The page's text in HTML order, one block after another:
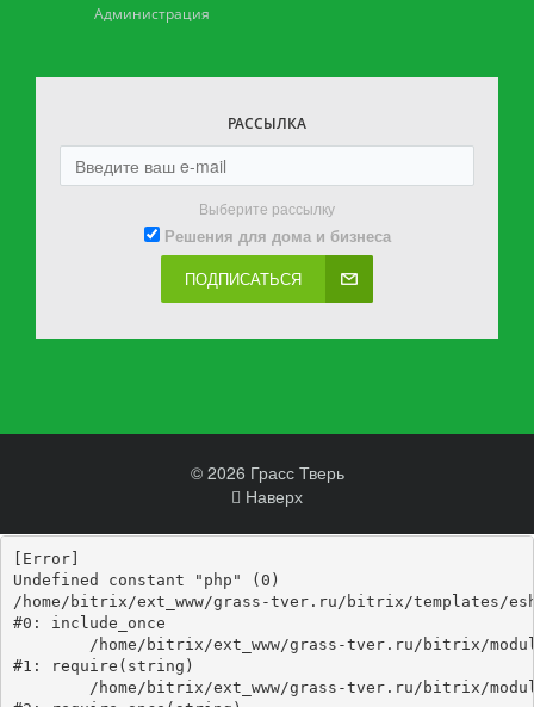
Администрация
РАССЫЛКА
Выберите рассылку
Решения для дома и бизнеса
ПОДПИСАТЬСЯ
© 2026 Грасс Тверь
Наверх
[Error]
Undefined constant "php" (0)
/home/bitrix/ext_www/grass-tver.ru/bitrix/templates/
#0: include_once
#1: require(string)